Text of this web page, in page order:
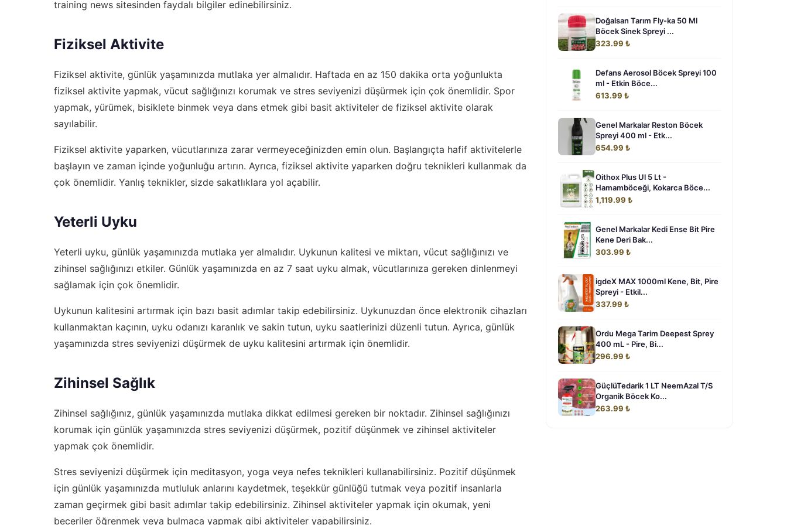
training news sitesinden faydalı bilgiler edinebilirsiniz.
Fiziksel Aktivite
Fiziksel aktivite, günlük yaşamınızda mutlaka yer almalıdır. Haftada en az 150 dakika orta yoğunlukta
fiziksel aktivite yapmak, vücut sağlığınızı korumak ve stres seviyenizi düşürmek için çok önemlidir. Spor
yapmak, yürümek, bisiklete binmek veya dans etmek gibi basit aktiviteler de fiziksel aktivite olarak
sayılabilir.
Fiziksel aktivite yaparken, vücutlarınıza zarar vermeyeceğinizden emin olun. Başlangıçta hafif aktivitelerle
başlayın ve zaman içinde yoğunluğu artırın. Ayrıca, fiziksel aktivite yaparken doğru teknikleri kullanmak da
çok önemlidir. Yanlış teknikler, sizde sakatlıklara yol açabilir.
Yeterli Uyku
Yeterli uyku, günlük yaşamınızda mutlaka yer almalıdır. Uykunun kalitesi ve miktarı, vücut sağlığınızı ve
zihinsel sağlığınızı etkiler. Günlük yaşamınızda en az 7 saat uyku almak, vücutlarınıza gereken dinlenmeyi
sağlamak için çok önemlidir.
Uykunun kalitesini artırmak için bazı basit adımlar takip edebilirsiniz. Uykunuzdan önce elektronik cihazları
kullanmaktan kaçının, uyku odanızı karanlık ve sakin tutun, uyku saatlerinizi düzenli tutun. Ayrıca, günlük
yaşamınızda stres seviyenizi düşürmek de uyku kalitesini artırmak için önemlidir.
Zihinsel Sağlık
Zihinsel sağlığınız, günlük yaşamınızda mutlaka dikkat edilmesi gereken bir noktadır. Zihinsel sağlığınızı
korumak için günlük yaşamınızda stres seviyenizi düşürmek, pozitif düşünmek ve zihinsel aktiviteler
yapmak çok önemlidir.
Stres seviyenizi düşürmek için meditasyon, yoga veya nefes teknikleri kullanabilirsiniz. Pozitif düşünmek
için günlük yaşamınızda mutluluk anlarını kaydetmek, teşekkür günlüğü tutmak veya pozitif insanlarla
zaman geçirmek gibi basit adımlar takip edebilirsiniz. Zihinsel aktiviteler yapmak için okumak, yeni
beceriler öğrenmek veya bulmaca yapmak gibi aktiviteler yapabilirsiniz.
Doğalsan Tarım Fly-ka 50 Ml
Böcek Sinek Spreyi ...
323.99 ₺
Defans Aerosol Böcek Spreyi 100
ml - Etkin Böce...
613.99 ₺
Genel Markalar Reston Böcek
Spreyi 400 ml - Etk...
654.99 ₺
Oithox Plus Ul 5 Lt -
Hamamböceği, Kokarca Böce...
1,119.99 ₺
Genel Markalar Kedi Ense Bit Pire
Kene Deri Bak...
303.99 ₺
igdeX MAX 1000ml Kene, Bit, Pire
Spreyi - Etkil...
337.99 ₺
Ordu Mega Tarim Deepest Sprey
400 mL - Pire, Bi...
296.99 ₺
GüçlüTedarik 1 LT NeemAzal T/S
Organik Böcek Ko...
263.99 ₺